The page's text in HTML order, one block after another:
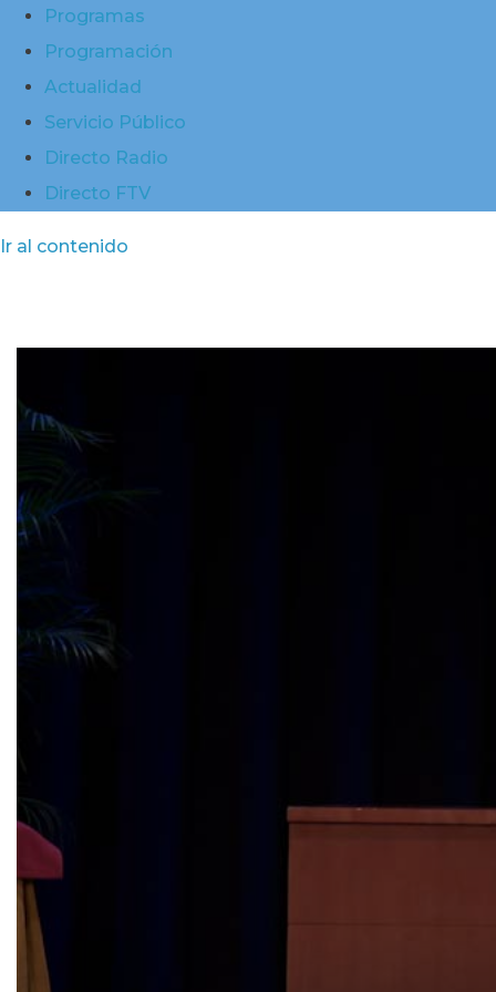
Programas
Programación
Actualidad
Servicio Público
Directo Radio
Directo FTV
Ir al contenido